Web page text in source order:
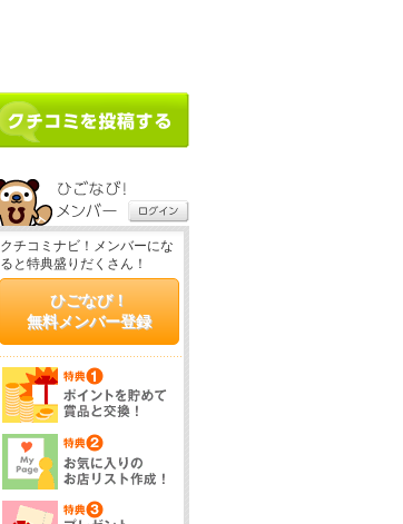
クチコミナビ！メンバーにな
ると特典盛りだくさん！
ひごなび！
無料メンバー登録